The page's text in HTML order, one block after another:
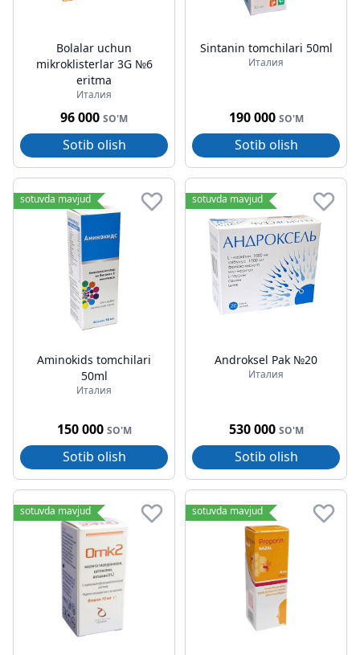
Bolalar uchun
mikroklisterlar 3G №6
eritma
Италия
96 000 SO'M
Sotib olish
Sintanin tomchilari 50ml
Италия
190 000 SO'M
Sotib olish
sotuvda mavjud
Aminokids tomchilari
50ml
Италия
150 000 SO'M
Sotib olish
sotuvda mavjud
Androksel Pak №20
Италия
530 000 SO'M
Sotib olish
sotuvda mavjud sotuvda mavjud